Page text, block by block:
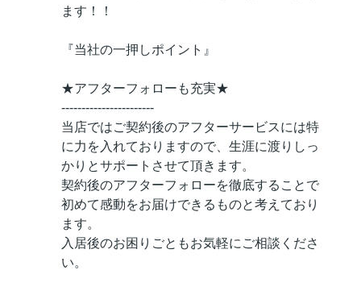
ます！！
『当社の一押しポイント』
★アフターフォローも充実★
-----------------------
当店ではご契約後のアフターサービスには特
に力を入れておりますので、生涯に渡りしっ
かりとサポートさせて頂きます。
契約後のアフターフォローを徹底することで
初めて感動をお届けできるものと考えており
ます。
入居後のお困りごともお気軽にご相談くださ
い。